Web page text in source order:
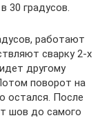
30 градусов.
работают
сварку 2-х
другому
поворот на
остался. После
шов до самого